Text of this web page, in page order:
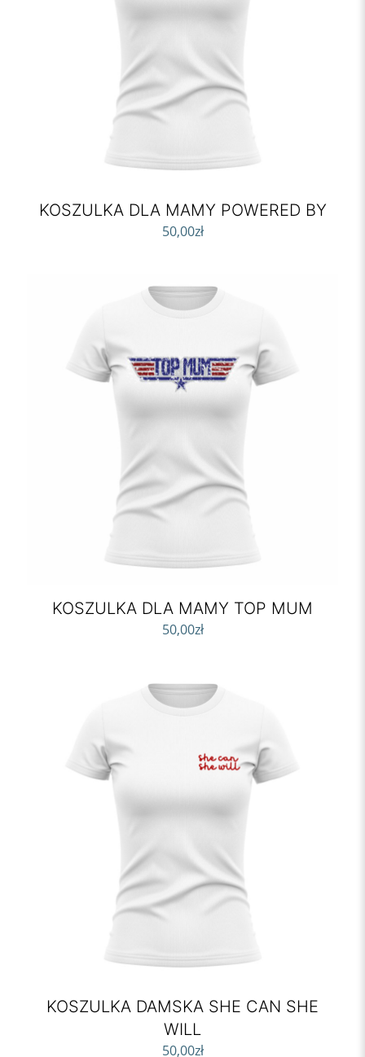
KOSZULKA DLA MAMY POWERED BY
50,00zł
KOSZULKA DLA MAMY TOP MUM
50,00zł
KOSZULKA DAMSKA SHE CAN SHE
WILL
50,00zł